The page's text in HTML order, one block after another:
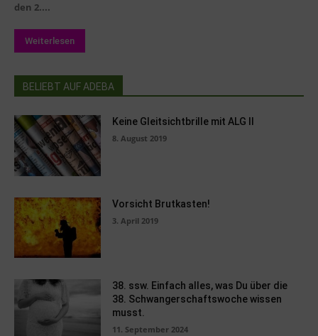
den 2....
Weiterlesen
BELIEBT AUF ADEBA
Keine Gleitsichtbrille mit ALG II
8. August 2019
Vorsicht Brutkasten!
3. April 2019
38. ssw. Einfach alles, was Du über die
38. Schwangerschaftswoche wissen
musst.
11. September 2024